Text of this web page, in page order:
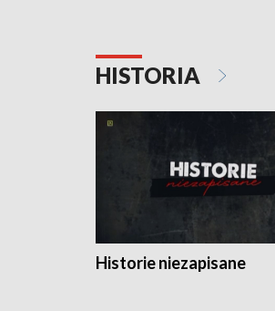
HISTORIA
Historie niezapisane